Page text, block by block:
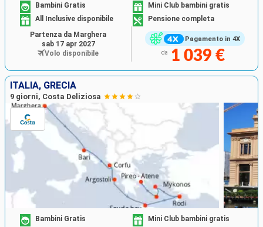
Pagamento in 4X
Bambini Gratis
Mini Club bambini gratis
All Inclusive disponibile
Pensione completa
da 1 039 €
Partenza da Marghera
sab 17 apr 2027
Volo disponibile
ITALIA, GRECIA
9 giorni, Costa Deliziosa
Bambini Gratis
Mini Club bambini gratis